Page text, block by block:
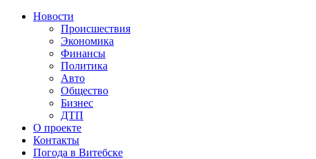
Новости
Происшествия
Экономика
Финансы
Политика
Авто
Общество
Бизнес
ДТП
О проекте
Контакты
Погода в Витебске